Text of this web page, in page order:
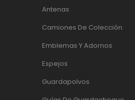
Antenas
Camiones De Colección
Emblemas Y Adornos
Espejos
Guardapolvos